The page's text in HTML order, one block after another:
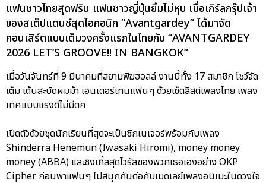
แฟนชาวไทยสุดฟริน แฟนชาวญี่ปุ่นยิ้มไม่หุบ เมื่อเกิร์ลกรุ๊ปเจ้า
ของสเต็ปแดนซ์สุดไอคอนิก “Avantgardey” ได้มาจัด
คอนเสิร์ตแบบเต็มวงครั้งแรกในไทยกับ “AVANTGARDEY
2026 LET’S GROOVE!! IN BANGKOK”
เมื่อวันจันทร์ที่ 9 มีนาคมที่สยามพิฆฮอลล์ งานนี้ทั้ง 17 สมาชิก โชว์จัด
เต็ม เต้นสะบัดผมม้า เอนเตอร์เทนแฟนๆ ด้วยเซ็ตลิสต์เพลงไทย เพลง
เทศแบบแรงดีไม่มีตก
เปิดตัวด้วยชุดนักเรียนที่สุดจะเป็นซิกเนเจอร์พร้อมกับเพลง
Shinderra Henemun (Iwasaki Hiromi), money money
money (ABBA) และซิงเกิ้ลสุดไวรัลของพวกเธอเองอย่าง OKP
Cipher ก่อนพาแฟนๆ ไปสนุกกันต่อกับเมดเลย์เพลงอนิเมะในดวงใจ